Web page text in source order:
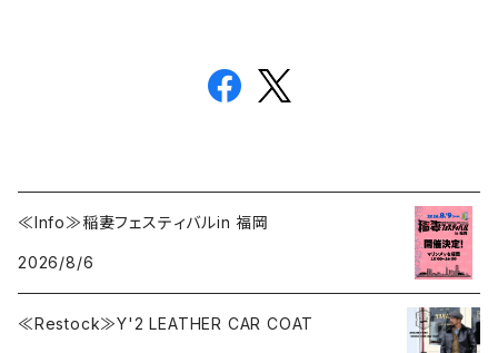
≪Info≫稲妻フェスティバルin 福岡
2026/8/6
≪Restock≫Y'2 LEATHER CAR COAT